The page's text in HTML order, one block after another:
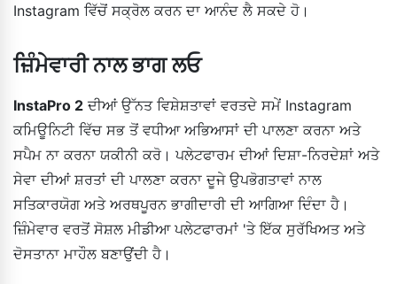
Instagram ਵਿੱਚੋਂ ਸਕ੍ਰੋਲ ਕਰਨ ਦਾ ਆਨੰਦ ਲੈ ਸਕਦੇ ਹੋ।
ਜ਼ਿੰਮੇਵਾਰੀ ਨਾਲ ਭਾਗ ਲਓ
InstaPro 2 ਦੀਆਂ ਉੱਨਤ ਵਿਸ਼ੇਸ਼ਤਾਵਾਂ ਵਰਤਦੇ ਸਮੇਂ Instagram
ਕਮਿਊਨਿਟੀ ਵਿੱਚ ਸਭ ਤੋਂ ਵਧੀਆ ਅਭਿਆਸਾਂ ਦੀ ਪਾਲਣਾ ਕਰਨਾ ਅਤੇ
ਸਪੈਮ ਨਾ ਕਰਨਾ ਯਕੀਨੀ ਕਰੋ। ਪਲੇਟਫਾਰਮ ਦੀਆਂ ਦਿਸ਼ਾ-ਨਿਰਦੇਸ਼ਾਂ ਅਤੇ
ਸੇਵਾ ਦੀਆਂ ਸ਼ਰਤਾਂ ਦੀ ਪਾਲਣਾ ਕਰਨਾ ਦੂਜੇ ਉਪਭੋਗਤਾਵਾਂ ਨਾਲ
ਸਤਿਕਾਰਯੋਗ ਅਤੇ ਅਰਥਪੂਰਨ ਭਾਗੀਦਾਰੀ ਦੀ ਆਗਿਆ ਦਿੰਦਾ ਹੈ।
ਜ਼ਿੰਮੇਵਾਰ ਵਰਤੋਂ ਸੋਸ਼ਲ ਮੀਡੀਆ ਪਲੇਟਫਾਰਮਾਂ 'ਤੇ ਇੱਕ ਸੁਰੱਖਿਅਤ ਅਤੇ
ਦੋਸਤਾਨਾ ਮਾਹੌਲ ਬਣਾਉਂਦੀ ਹੈ।